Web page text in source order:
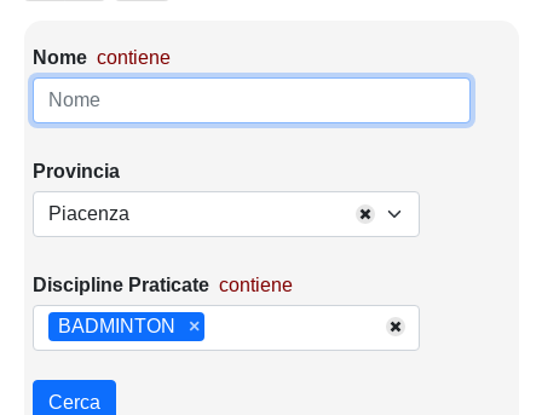
Nome contiene
Provincia
Piacenza
Discipline Praticate contiene
×
BADMINTON
Cerca